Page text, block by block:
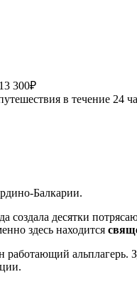
13 300₽
в течение 24
Балкарии.
десятки
здесь находится
работающий